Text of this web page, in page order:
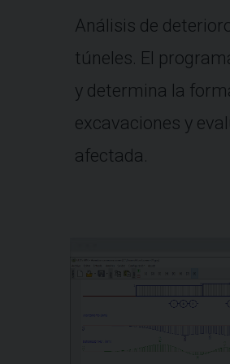
Análisis de
túneles. El
y determina la
excavaciones y
afectada.